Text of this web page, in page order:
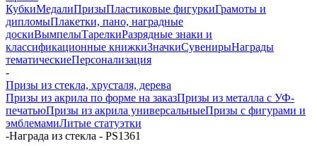
КубкиМедалиПризыПластиковые фигуркиГрамоты и
дипломыПлакетки, пано, наградные
доскиВымпелыТарелкиРазрядные знаки и
классификационные книжкиЗначкиСувенирыНаграды
тематическиеПерсонализация
-
Призы из стекла, хрусталя, дерева
Призы из акрила по форме на заказПризы из металла с УФ-
печатьюПризы из акрила универсальныеПризы с фигурами и
эмблемамиЛитые статуэтки
-Награда из стекла - PS1361